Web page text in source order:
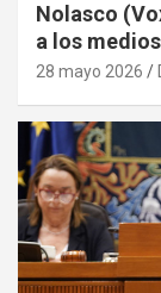
Nolasco
a los medios
28 mayo 2026